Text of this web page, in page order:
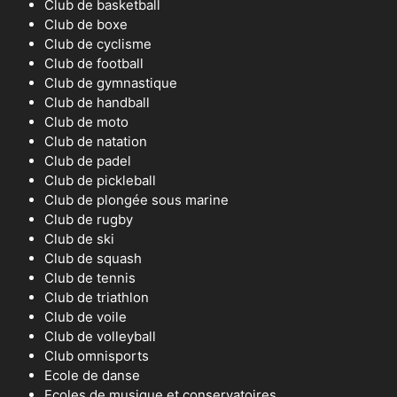
Club de basketball
Club de boxe
Club de cyclisme
Club de football
Club de gymnastique
Club de handball
Club de moto
Club de natation
Club de padel
Club de pickleball
Club de plongée sous marine
Club de rugby
Club de ski
Club de squash
Club de tennis
Club de triathlon
Club de voile
Club de volleyball
Club omnisports
Ecole de danse